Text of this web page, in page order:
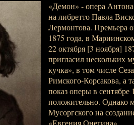
«Демон» - опера
на либретто Павла
Лермонтова. Премьера
1875 года, в
22 октября [3 ноября]
пригласил нескольких
кучка», в том числе
Римского-Корсакова, а
показ оперы в сентябре
положительно. Однако
Мусоргского на
«Евгения Онегина».